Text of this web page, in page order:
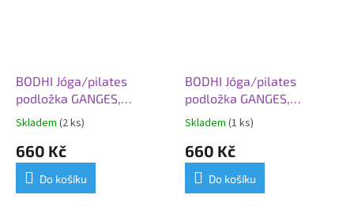
BODHI Jóga/pilates
podložka GANGES,
183x60x0,6 cm,
fialová/lilek
Skladem (2 ks)
660 Kč
Do košíku
BODHI Jóga/pilates
podložka GANGES,
183x60x0,6 cm, fialová
Skladem (1 ks)
660 Kč
Do košíku